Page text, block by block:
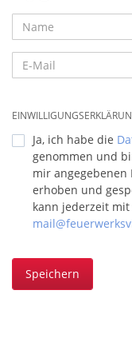
Ja, ich habe die
genommen und
mir angegebenen
erhoben und
kann jederzeit
Speichern